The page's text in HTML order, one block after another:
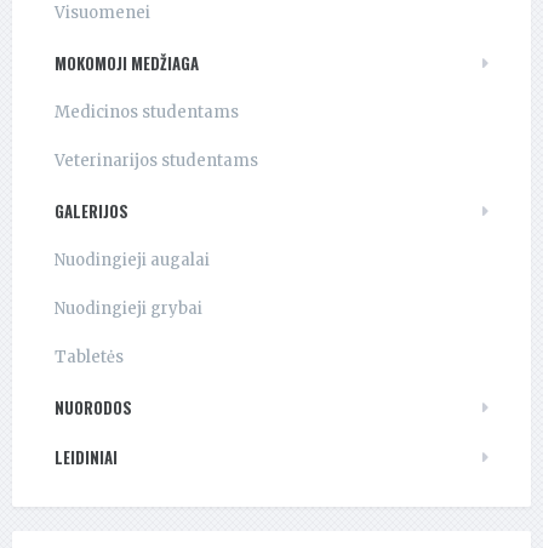
Visuomenei
MOKOMOJI MEDŽIAGA
Medicinos studentams
Veterinarijos studentams
GALERIJOS
Nuodingieji augalai
Nuodingieji grybai
Tabletės
NUORODOS
LEIDINIAI